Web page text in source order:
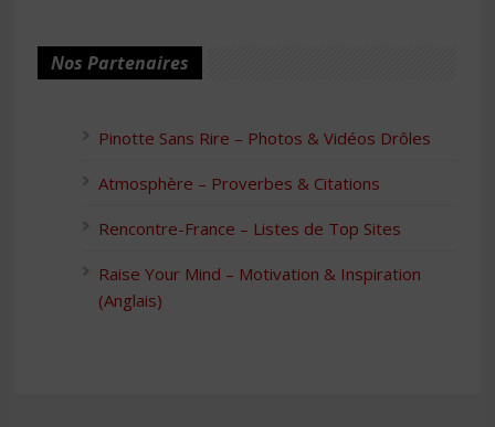
Nos Partenaires
Pinotte Sans Rire – Photos & Vidéos Drôles
Atmosphère – Proverbes & Citations
Rencontre-France – Listes de Top Sites
Raise Your Mind – Motivation & Inspiration
(Anglais)